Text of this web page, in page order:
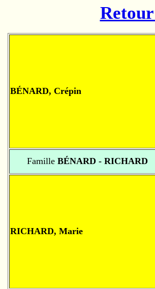
BÉNARD, Crépin
FamilleBÉNARD - RICHARD
RICHARD, Marie